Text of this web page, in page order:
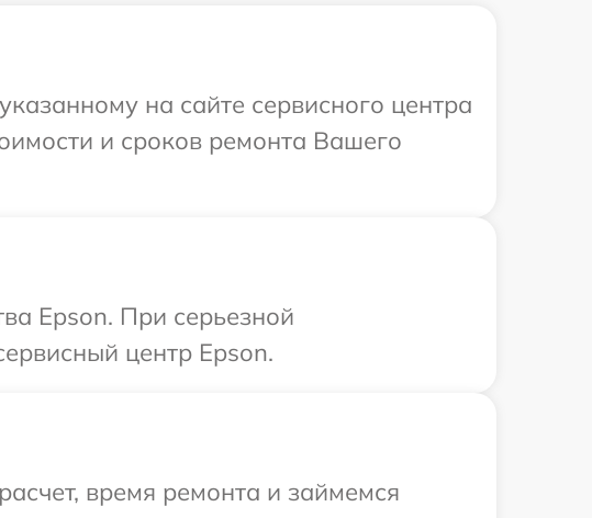
на сайте сервисного центра
и сроков ремонта Вашего
Epson. При серьезной
центр Epson.
время ремонта и займемся